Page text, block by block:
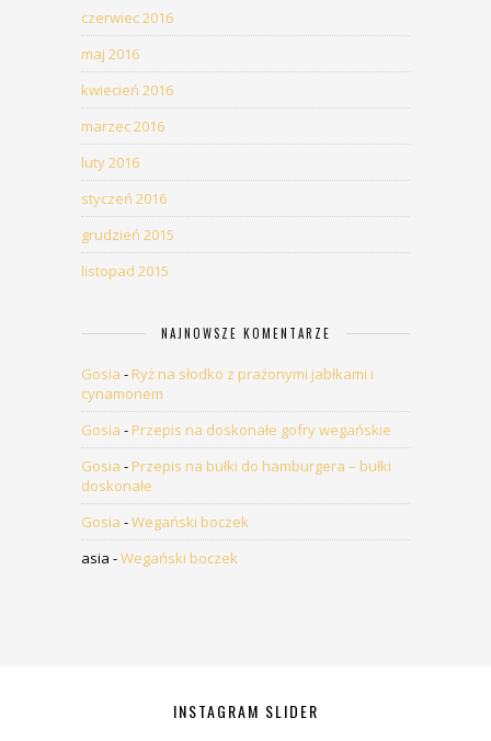
czerwiec 2016
maj 2016
kwiecień 2016
marzec 2016
luty 2016
styczeń 2016
grudzień 2015
listopad 2015
NAJNOWSZE KOMENTARZE
Gosia - Ryż na słodko z prażonymi jabłkami i
cynamonem
Gosia - Przepis na doskonałe gofry wegańskie
Gosia - Przepis na bułki do hamburgera – bułki
doskonałe
Gosia -Wegański boczek
asia -Wegański boczek
INSTAGRAM SLIDER